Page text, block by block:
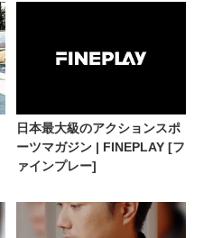
日本最大級のアクションスポ
ーツマガジン | FINEPLAY [フ
ァインプレー]